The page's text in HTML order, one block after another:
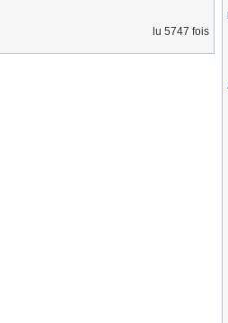
lu 5747 fois